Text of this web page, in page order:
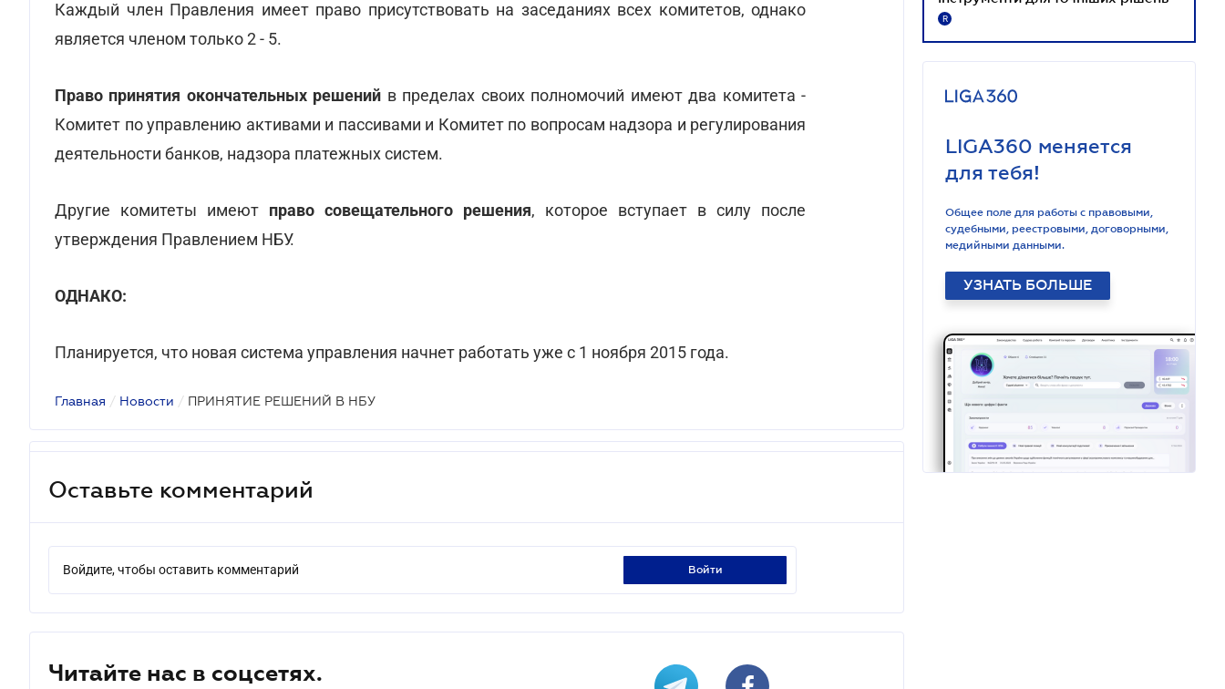
Каждый член Правления имеет право присутствовать на заседаниях всех комитетов, однако
является членом только 2 - 5.
Право принятия окончательных решений в пределах своих полномочий имеют два комитета -
Комитет по управлению активами и пассивами и Комитет по вопросам надзора и регулирования
деятельности банков, надзора платежных систем.
Другие комитеты имеют право совещательного решения, которое вступает в силу после
утверждения Правлением НБУ.
ОДНАКО:
Планируется, что новая система управления начнет работать уже с 1 ноября 2015 года.
Главная / Новости / ПРИНЯТИЕ РЕШЕНИЙ В НБУ
Оставьте комментарий
Войдите, чтобы оставить комментарий войти
Читайте нас в соцсетях.
R
LIGA360 меняется
для тебя!
Общее поле для работы с правовыми,
судебными, реестровыми, договорными,
медийными данными.
УЗНАТЬ БОЛЬШЕ